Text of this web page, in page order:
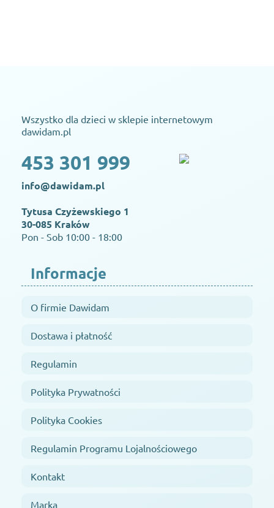
Wszystko dla dzieci w sklepie internetowym
dawidam.pl
453 301 999
info@dawidam.pl
Tytusa Czyżewskiego 1
30-085 Kraków
Pon - Sob 10:00 - 18:00
Informacje
O firmie Dawidam
Dostawa i płatność
Regulamin
Polityka Prywatności
Polityka Cookies
Regulamin Programu Lojalnościowego
Kontakt
Marka